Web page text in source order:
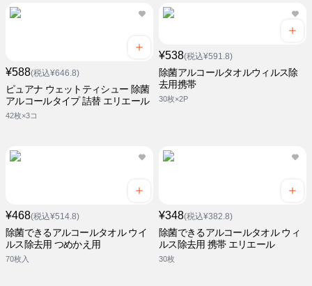
¥588(税込¥646.8)
ピュアナ ウェットティシュー 除菌
アルコールタイプ 詰替 エリエール
42枚×3コ
¥538(税込¥591.8)
除菌アルコールタオルウィルス除
去用携帯
30枚×2P
¥468(税込¥514.8)
除菌できるアルコールタオル ウイ
ルス除去用 つめかえ用
70枚入
¥348(税込¥382.8)
除菌できるアルコールタオル ウィ
ルス除去用 携帯 エリエール
30枚